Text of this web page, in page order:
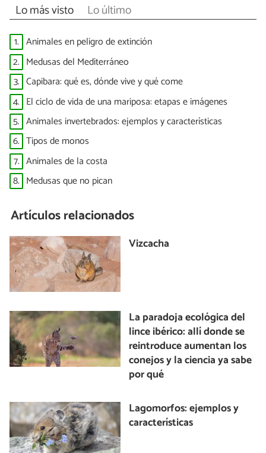
Lo más visto Lo último
1. Animales en peligro de extinción
2. Medusas del Mediterráneo
3. Capibara: qué es, dónde vive y qué come
4. El ciclo de vida de una mariposa: etapas e imágenes
5. Animales invertebrados: ejemplos y características
6. Tipos de monos
7. Animales de la costa
8. Medusas que no pican
Artículos relacionados
Vizcacha
La paradoja ecológica del
lince ibérico: allí donde se
reintroduce aumentan los
conejos y la ciencia ya sabe
por qué
Lagomorfos: ejemplos y
características